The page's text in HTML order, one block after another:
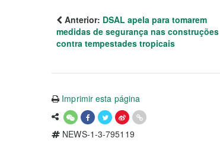
Anterior: DSAL apela para tomarem
medidas de segurança nas construções
contra tempestades tropicais
Imprimir esta página
NEWS-1-3-795119